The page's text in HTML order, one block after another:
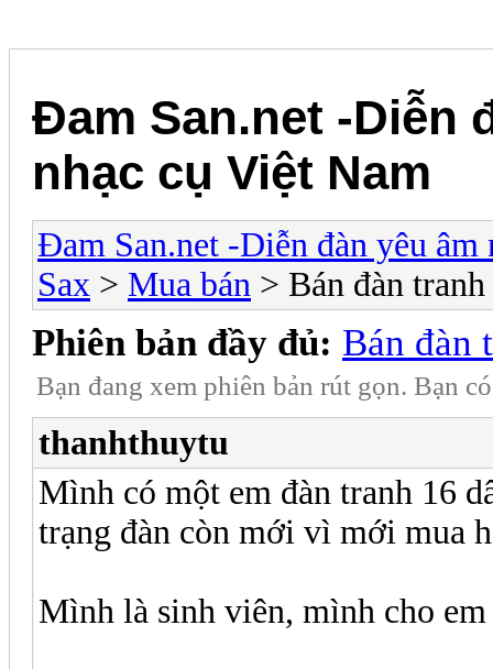
Đam San.net -Diễn
nhạc cụ Việt Nam
Đam San.net -Diễn đàn yêu âm
Sax > Mua bán > Bán đàn tranh
Phiên bản đầy đủ: Bán đàn
Bạn đang xem phiên bản rút gọn. Bạn
thanhthuytu
Mình có một em đàn tranh 16
trạng đàn còn mới vì mới mua
Mình là sinh viên, mình cho